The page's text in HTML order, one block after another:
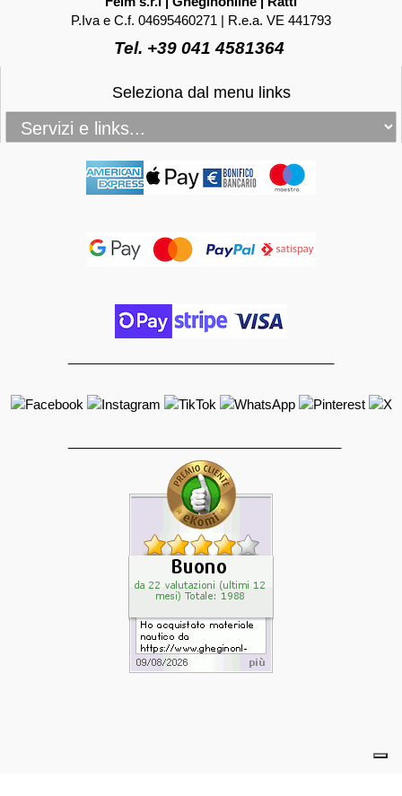
P.Iva e C.f. 04695460271 | R.e.a. VE 441793
Tel. +39 041 4581364
Seleziona dal menu links